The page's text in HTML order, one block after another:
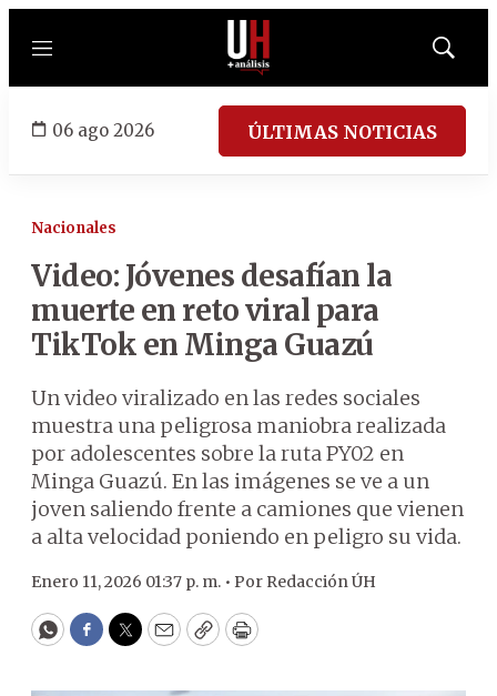
Menú
Mostrar
06 ago 2026 ÚLTIMAS NOTICIAS
Nacionales
Video: Jóvenes desafían la
muerte en reto viral para
TikTok en Minga Guazú
Un video viralizado en las redes sociales
muestra una peligrosa maniobra realizada
por adolescentes sobre la ruta PY02 en
Minga Guazú. En las imágenes se ve a un
joven saliendo frente a camiones que vienen
a alta velocidad poniendo en peligro su vida.
Enero 11, 2026 01:37 p. m. • Por Redacción ÚH
WhatsApp
Facebook
Twitter
EmailCopyPrint